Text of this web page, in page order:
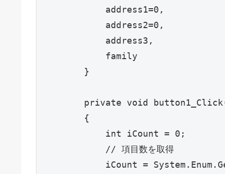
            address1=0,
            address2=0,
            address3,
            family
        }
private void
        {
            int iCount = 0;
            // 項目数を取得
iCount =